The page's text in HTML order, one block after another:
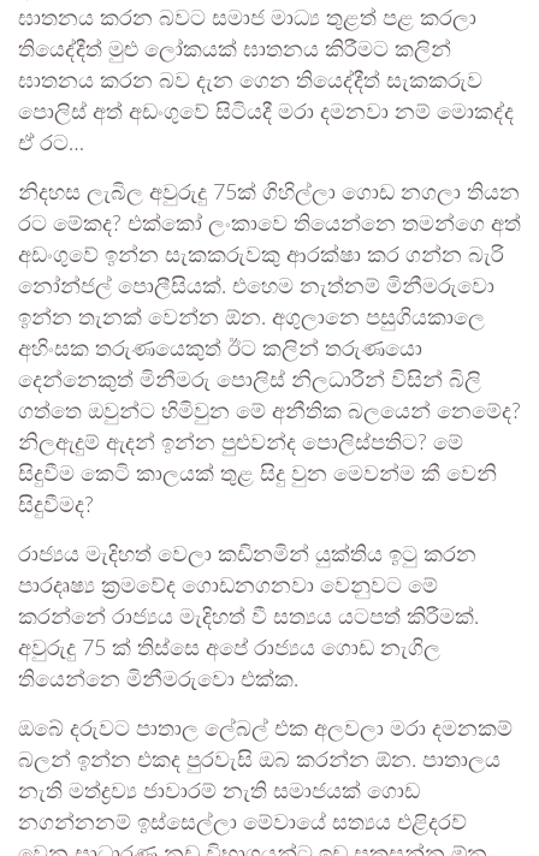
ඝාතනය කරන බවට සමාජ මාධ්‍ය තුළත් පළ කරලා
තියෙද්දීත් මුළු ලෝකයක් ඝාතනය කිරීමට කලින්
ඝාතනය කරන බව දැන ගෙන තියෙද්දීත් සැකකරුව
පොලිස් අත් අඩංගුවේ සිටියදී මරා දමනවා නම් මොකද්ද
ඒ රට…
නිදහස ලැබිල අවුරුදු 75ක් ගිහිල්ලා ගොඩ නගලා තියන
රට මේකද? එක්කෝ ලංකාවෙ තියෙන්නෙ තමන්ගෙ අත්
අඩංගුවේ ඉන්න සැකකරුවකු ආරක්ෂා කර ගන්න බැරි
නෝන්ජල් පොලීසියක්. එහෙම නැත්නම් මිනීමරුවො
ඉන්න තැනක් වෙන්න ඕන. අගුලානෙ පසුගියකාලෙ
අහිංසක තරුණයෙකුත් ඊට කලින් තරුණයො
දෙන්නෙකුත් මිනීමරු පොලිස් නිලධාරීන් විසින් බිලි
ගත්තෙ ඔවුන්ට හිමිවුන මේ අනීතික බලයෙන් නෙමේද?
නිලඇදුම් ඇදන් ඉන්න පුළුවන්ද පොලිස්පතිට? මේ
සිදුවීම කෙටි කාලයක් තුළ සිදු වුන මෙවන්ම කී වෙනි
සිදුවීමද?
රාජ්‍යය මැදිහත් වෙලා කඩිනමින් යුක්තිය ඉටු කරන
පාරදෘෂ්‍ය ක්‍රමවේද ගොඩනගනවා වෙනුවට මේ
කරන්නේ රාජ්‍යය මැදිහත් වී සත්‍යය යටපත් කිරීමක්.
අවුරුදු 75 ක් තිස්සෙ අපේ රාජ්‍යය ගොඩ නැගිල
තියෙන්නෙ මිනීමරුවො එක්ක.
ඔබේ දරුවට පාතාල ලේබල් එක අලවලා මරා දමනකම්
බලන් ඉන්න එකද පුරවැසි ඔබ කරන්න ඕන. පාතාලය
නැති මත්ද්‍රව්‍ය ජාවාරම් නැති සමාජයක් ගොඩ
නගන්නනම් ඉස්සෙල්ලා මේවායේ සත්‍යය එළිදරව්